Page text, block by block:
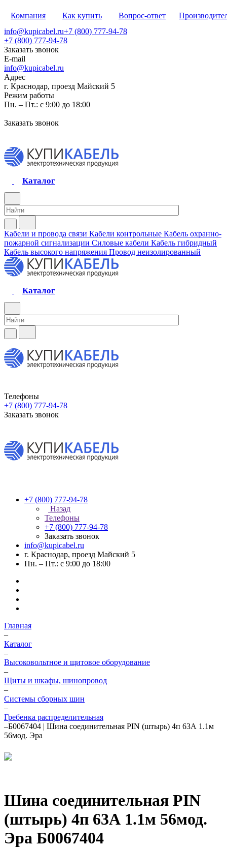
Компания Как купить Вопрос-ответ
info@kupicabel.ru+7 (800) 777-94-78
+7 (800) 777-94-78
Заказать звонок
E-mail
info@kupicabel.ru
Адрес
г. Краснодар, проезд Майский 5
Режим работы
Пн. – Пт.: с 9:00 до 18:00
Заказать звонок
Каталог
Кабели и провода связи Кабели контрольные Кабель охранно-
пожарной сигнализации Силовые кабели Кабель гибридный
Кабель высокого напряжения Провод неизолированный
Каталог
Телефоны
+7 (800) 777-94-78
Заказать звонок
+7 (800) 777-94-78
Назад
Телефоны
+7 (800) 777-94-78
Заказать звонок
info@kupicabel.ru
г. Краснодар, проезд Майский 5
Пн. – Пт.: с 9:00 до 18:00
Главная
–
Каталог
–
Высоковольтное и щитовое оборудование
–
Щиты и шкафы, шинопровод
–
Системы сборных шин
–
Гребенка распределительная
–Б0067404 | Шина соединительная PIN (штырь) 4п 63А 1.1м
56мод. Эра
Шина соединительная PIN
(штырь) 4п 63А 1.1м 56мод.
Эра Б0067404